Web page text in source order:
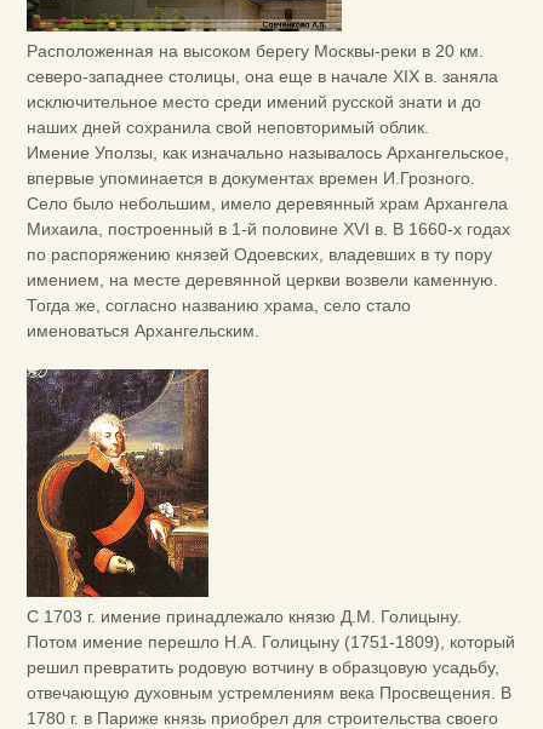
Расположенная на высоком берегу Москвы-реки в 20 км.
северо-западнее столицы, она еще в начале XIX в. заняла
исключительное место среди имений русской знати и до
наших дней сохранила свой неповторимый облик.
Имение Уползы, как изначально называлось Архангельское,
впервые упоминается в документах времен И.Грозного.
Село было небольшим, имело деревянный храм Архангела
Михаила, построенный в 1-й половине XVI в. В 1660-х годах
по распоряжению князей Одоевских, владевших в ту пору
имением, на месте деревянной церкви возвели каменную.
Тогда же, согласно названию храма, село стало
именоваться Архангельским.
С 1703 г. имение принадлежало князю Д.М. Голицыну.
Потом имение перешло Н.А. Голицыну (1751-1809), который
решил превратить родовую вотчину в образцовую усадьбу,
отвечающую духовным устремлениям века Просвещения. В
1780 г. в Париже князь приобрел для строительства своего